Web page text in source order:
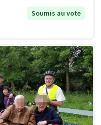
Soumis au vote